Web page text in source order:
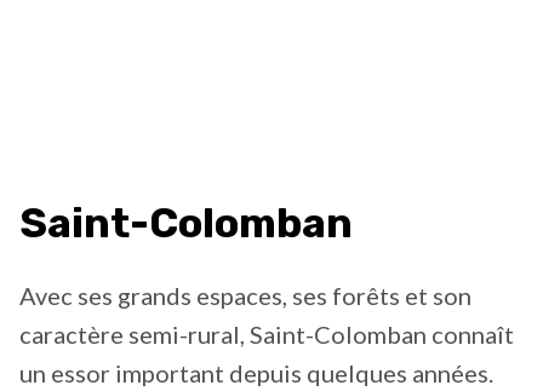
Saint-Colomban
Avec ses grands espaces, ses forêts et son
caractère semi-rural, Saint-Colomban connaît
un essor important depuis quelques années.